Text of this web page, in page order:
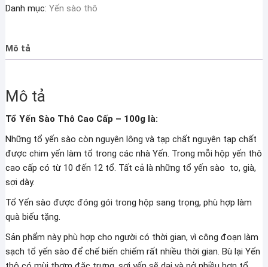
Thô
-
lượng
Danh mục: Yến sào thô
Mô tả
Mô tả
Tổ Yến Sào Thô Cao Cấp – 100g là:
Những tổ yến sào còn nguyên lông và tạp chất nguyên tạp chất
được chim yến làm tổ trong các nhà Yến. Trong mỗi hộp yến thô
cao cấp có từ 10 đến 12 tổ. Tất cả là những tổ yến sào to, già,
sợi dày.
Tổ Yến sào được đóng gói trong hộp sang trọng, phù hợp làm
quà biếu tặng.
Sản phẩm này phù hợp cho người có thời gian, vì công đoạn làm
sạch tổ yến sào để chế biến chiếm rất nhiều thời gian. Bù lại Yến